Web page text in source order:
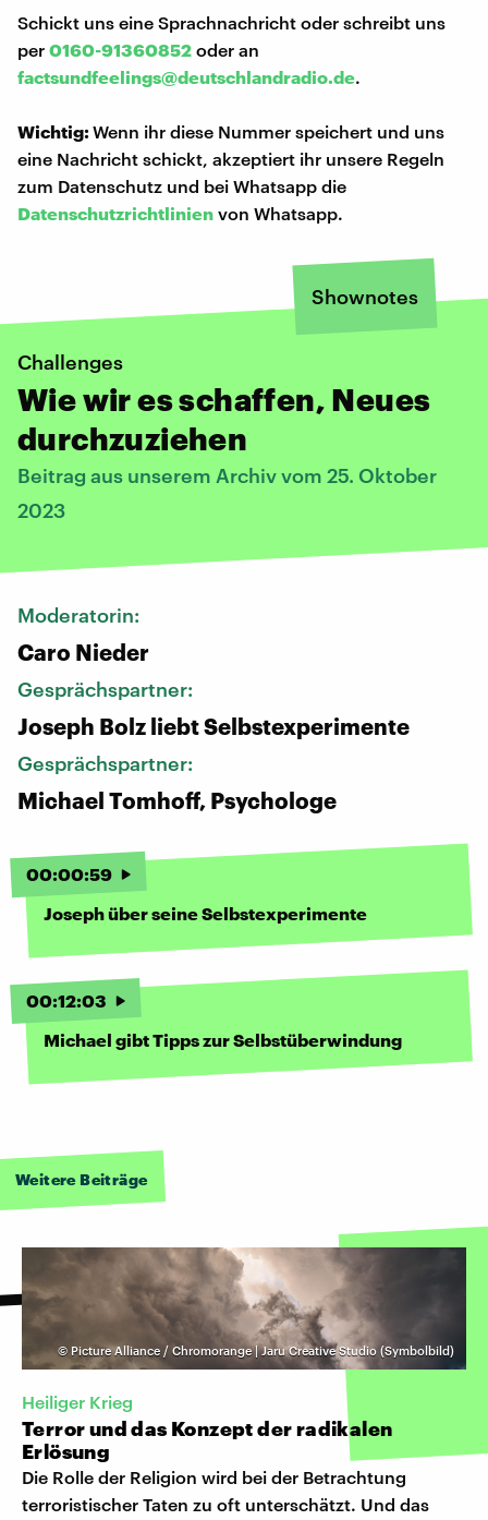
Schickt uns eine Sprachnachricht oder schreibt uns
per 0160-91360852 oder an
factsundfeelings@deutschlandradio.de.
Wichtig:Wenn ihr diese Nummer speichert und uns
eine Nachricht schickt, akzeptiert ihr unsere Regeln
zum Datenschutz und bei Whatsapp die
Datenschutzrichtlinien von Whatsapp.
Shownotes
Challenges
Wie wir es schaffen, Neues
durchzuziehen
Beitrag aus unserem Archiv vom 25. Oktober
2023
Moderatorin:
Caro Nieder
Gesprächspartner:
Joseph Bolz liebt Selbstexperimente
Gesprächspartner:
Michael Tomhoff, Psychologe
00:00:59
Joseph über seine Selbstexperimente
00:12:03
Michael gibt Tipps zur Selbstüberwindung
Weitere Beiträge
© Picture Alliance / Chromorange | Jaru Creative Studio (Symbolbild)
Heiliger Krieg
Terror und das Konzept der radikalen
Erlösung
Die Rolle der Religion wird bei der Betrachtung
terroristischer Taten zu oft unterschätzt. Und das